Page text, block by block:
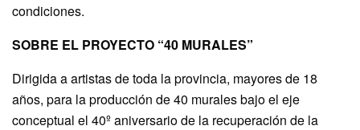
condiciones.
SOBRE EL PROYECTO “40 MURALES”
Dirigida a artistas de toda la provincia, mayores de 18
años, para la producción de 40 murales bajo el eje
conceptual el 40º aniversario de la recuperación de la